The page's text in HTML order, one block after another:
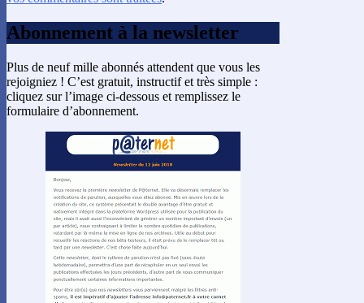
Abonnement à la newsletter
Plus de neuf mille abonnés attendent que vous les
rejoigniez ! C’est gratuit, instructif et très simple :
cliquez sur l’image ci-dessous et remplissez le
formulaire d’abonnement.